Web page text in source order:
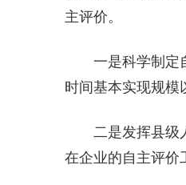
主评价。
一是科学制定
时间基本实现规模
二是发挥县级
在企业的自主评价